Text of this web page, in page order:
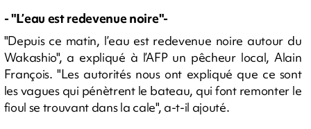
- "L’eau est redevenue noire"-
"Depuis ce matin, l’eau est redevenue noire autour du
Wakashio", a expliqué à l’AFP un pêcheur local, Alain
François. "Les autorités nous ont expliqué que ce sont
les vagues qui pénètrent le bateau, qui font remonter le
fioul se trouvant dans la cale", a-t-il ajouté.